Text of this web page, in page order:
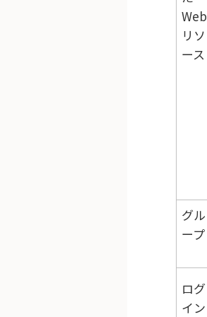
Web
リソ
ース
グル
ープ
ログ
イン